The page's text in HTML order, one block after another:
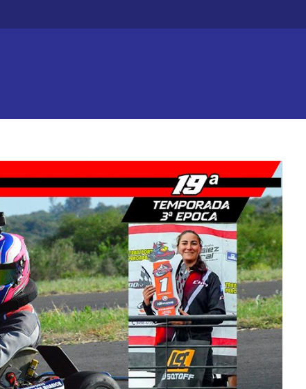
Paraná, formato
a todo o nada
Efecto dominó: Chajarí y
Concordia también tuvieron que
mover sus fichas